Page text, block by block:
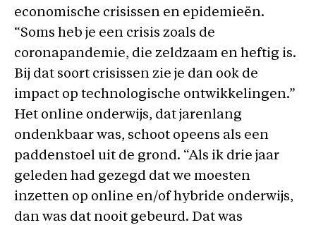
economische crisissen en epidemieën.
“Soms heb je een crisis zoals de
coronapandemie, die zeldzaam en heftig is.
Bij dat soort crisissen zie je dan ook de
impact op technologische ontwikkelingen.”
Het online onderwijs, dat jarenlang
ondenkbaar was, schoot opeens als een
paddenstoel uit de grond. “Als ik drie jaar
geleden had gezegd dat we moesten
inzetten op online en/of hybride onderwijs,
dan was dat nooit gebeurd. Dat was